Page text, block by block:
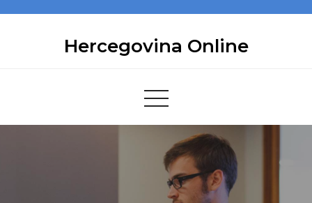
Hercegovina Online